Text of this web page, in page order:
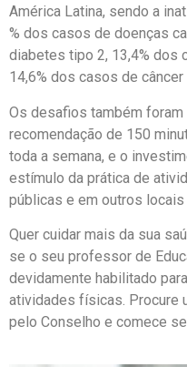
América Latina, sendo a
% dos casos de doenças
diabetes tipo 2, 13,4% dos
14,6% dos casos de
Os desafios também
recomendação de 150
toda a semana, e o
estímulo da prática de
públicas e em outros locais
Quer cuidar mais da sua
se o seu professor de
devidamente habilitado
atividades físicas. Procure
pelo Conselho e comece